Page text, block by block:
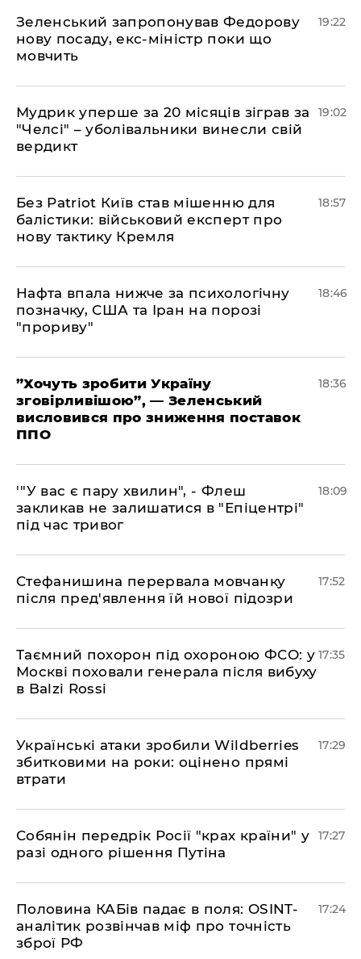
​Зеленський запропонував Федорову
нову посаду, екс-міністр поки що
мовчить
19:22
​Мудрик уперше за 20 місяців зіграв за
"Челсі" – уболівальники винесли свій
вердикт
19:02
​Без Patriot Київ став мішенню для
балістики: військовий експерт про
нову тактику Кремля
18:57
​Нафта впала нижче за психологічну
позначку, США та Іран на порозі
"прориву"
18:46
​”Хочуть зробити Україну
зговірливішою”, — Зеленський
висловився про зниження поставок
ППО
18:36
​'"У вас є пару хвилин", - Флеш
закликав не залишатися в "Епіцентрі"
під час тривог
18:09
​Стефанишина перервала мовчанку
після пред'явлення їй нової підозри
17:52
​Таємний похорон під охороною ФСО: у
Москві поховали генерала після вибуху
в Balzi Rossi
17:35
​Українські атаки зробили Wildberries
збитковими на роки: оцінено прямі
втрати
17:29
​Собянін передрік Росії "крах країни" у
разі одного рішення Путіна
17:27
​Половина КАБів падає в поля: OSINT-
аналітик розвінчав міф про точність
зброї РФ
17:24